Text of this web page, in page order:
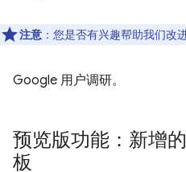
注意 ：您是否有兴趣帮助我们改
Google 用户调研。
预览版功能：新增
板